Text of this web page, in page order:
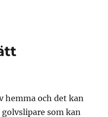
hemma och det kan
som kan